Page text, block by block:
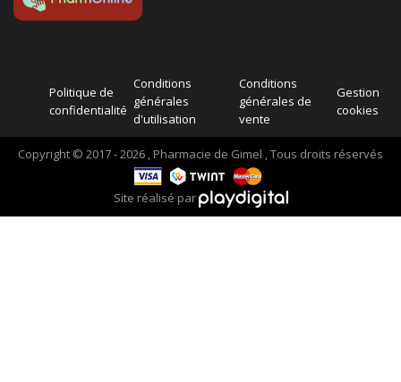
Politique de
confidentialité
Conditions
générales
d'utilisation
Conditions
générales de
vente
Gestion
cookies
Copyright © 2017 - 2026 , Pharmacie de Gimel , Tous droits réservés
Site réalisé par